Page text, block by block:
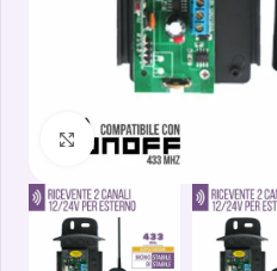
Clicca per ingrandire